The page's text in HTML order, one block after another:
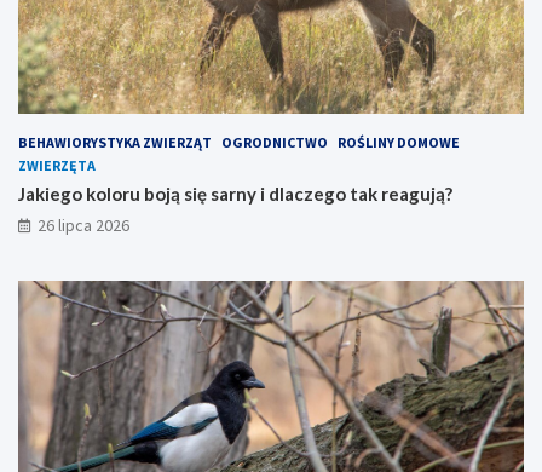
BEHAWIORYSTYKA ZWIERZĄT OGRODNICTWO
ROŚLINY DOMOWE
ZWIERZĘTA
Jakiego koloru boją się sarny i dlaczego tak reagują?
26 lipca 2026